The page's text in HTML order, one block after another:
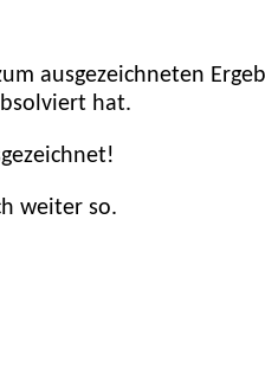
ausgezeichneten
hat.
weiter so.